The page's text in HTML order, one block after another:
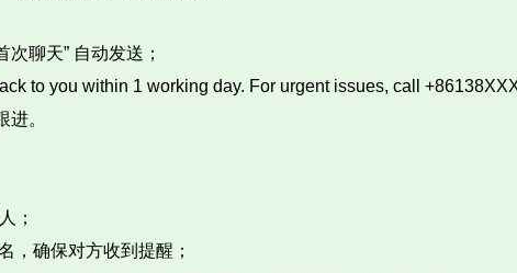
聊天” 自动发送；​
to you within 1 working day. For urgent issues, call
。​
；​
，确保对方收到提醒；​